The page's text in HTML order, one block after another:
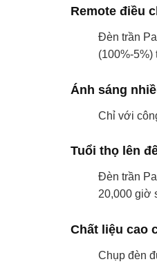
Remote điều
Đèn trần
(100%-
Ánh sáng
Chỉ với
Tuổi thọ lên
Đèn trần
20,000 giờ
Chất liệu cao
Chụp đèn